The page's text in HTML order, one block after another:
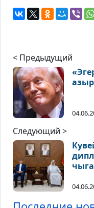
< Предыдущий
Следующий >